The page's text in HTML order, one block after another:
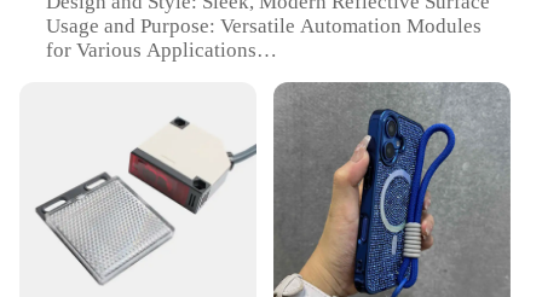
Usage and Purpose: Versatile Automation Modules
for Various Applications
Performance and Property: Precision-Engineered
for Reliability and Durability
Parts and Accessories: Comprehensive Sets for Easy
Installation and Customization
Features:
**Unmatched Precision and Reliability**
The reflektrmetr Moduły automatyki are a testament